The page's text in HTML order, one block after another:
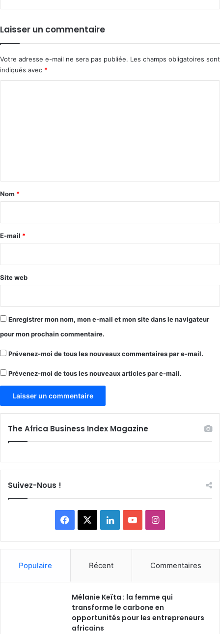
Laisser un commentaire
Votre adresse e-mail ne sera pas publiée. Les champs obligatoires sont
indiqués avec *
a
e
Nom *
E-mail *
Site web
Enregistrer mon nom, mon e-mail et mon site dans le navigateur
pour mon prochain commentaire.
Prévenez-moi de tous les nouveaux commentaires par e-mail.
Prévenez-moi de tous les nouveaux articles par e-mail.
The Africa Business Index Magazine
Suivez-Nous !
Facebook LinkedinYouTubeInstagram
Populaire Récent Commentaires
Mélanie Keïta : la femme qui
transforme le carbone en
opportunités pour les entrepreneurs
africains